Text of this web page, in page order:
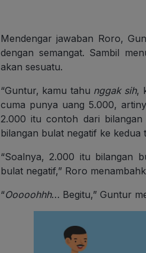
Mendengar jawaban Roro,
dengan semangat. Sambil
akan sesuatu.
“Guntur, kamu tahu nggak sih,
cuma punya uang 5.000,
2.000 itu contoh dari bilangan
bilangan bulat negatif ke kedua
“Soalnya, 2.000 itu bilangan
bulat negatif,” Roro
“Ooooohhh… Begitu,” Guntur